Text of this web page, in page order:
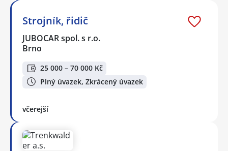
Strojník, řidič
JUBOCAR spol. s r.o.
Brno
25 000 – 70 000 Kč
Plný úvazek, Zkrácený úvazek
včerejší